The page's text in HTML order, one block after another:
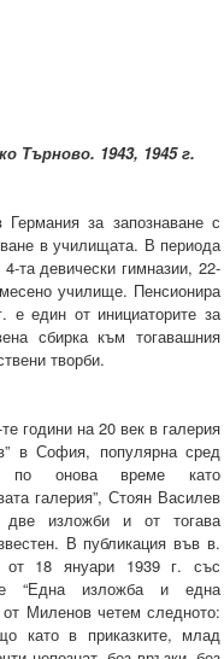
Търново. 1943, 1945 г.
за запознаване с
в училищата. В периода
та девически гимназии, 22-
училище. Пенсионира
е един от инициаторите за
сбирка към тогавашния
творби.
години на 20 век в галерия
в София, популярна сред
по онова време като
галерия”, Стоян Василев
две изложби и от тогава
В публикация във в.
от 18 януари 1939 г. със
“Една изложба и една
от Миленов четем следното:
като в приказките, млад